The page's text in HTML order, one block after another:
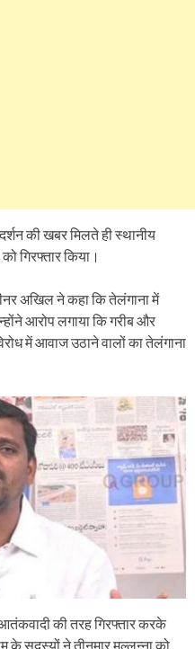
की खबर मिलते ही स्थानीय
गिरफ्तार किया।
अखिल ने कहा कि तेलंगाना में
आरोप लगाया कि गरीब और
में आवाज उठाने वालों का तेलंगाना
की तरह गिरफ्तार करके
सदस्यों ने तीनमार मल्लन्ना को